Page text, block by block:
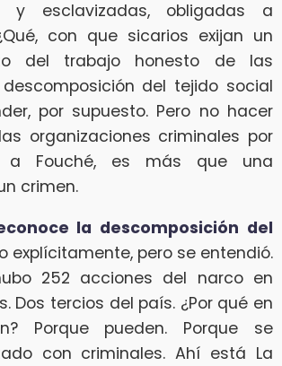
y esclavizadas, obligadas a
con que sicarios exijan un
del trabajo honesto de las
descomposición del tejido social
por supuesto. Pero no hacer
organizaciones criminales por
a Fouché, es más que una
crimen.
la descomposición del
explícitamente, pero se entendió.
252 acciones del narco en
Dos tercios del país. ¿Por qué en
Porque pueden. Porque se
con criminales. Ahí está La